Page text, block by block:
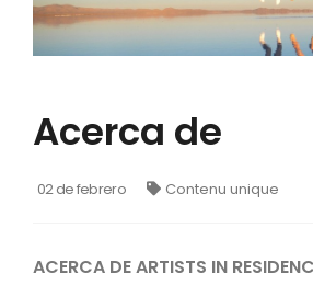
CONTACTO
Acerca de
02 de febrero Contenu unique
ACERCA DE ARTISTS IN